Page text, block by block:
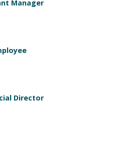
Manager
Director